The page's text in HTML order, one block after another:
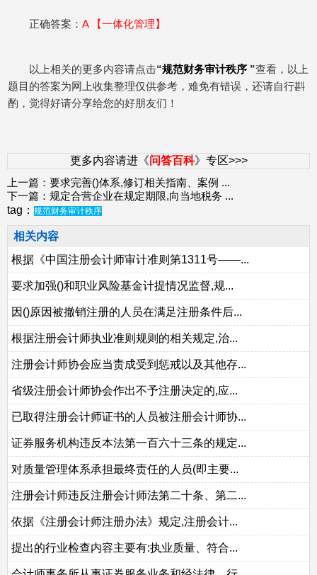
正确答案： A 【一体化管理】
以上相关的更多内容请点击“规范财务审计秩序 ”查看，以上
题目的答案为网上收集整理仅供参考，难免有错误，还请自行斟
酌，觉得好请分享给您的好朋友们！
更多内容请进《问答百科》专区>>>
上一篇： 要求完善()体系,修订相关指南、案例 ...
下一篇： 规定合营企业在规定期限,向当地税务 ...
tag： 规范财务审计秩序
相关内容
根据《中国注册会计师审计准则第1311号——...
要求加强()和职业风险基金计提情况监督,规...
因()原因被撤销注册的人员在满足注册条件后...
根据注册会计师执业准则规则的相关规定,治...
注册会计师协会应当责成受到惩戒以及其他存...
省级注册会计师协会作出不予注册决定的,应...
已取得注册会计师证书的人员被注册会计师协...
证券服务机构违反本法第一百六十三条的规定...
对质量管理体系承担最终责任的人员(即主要...
注册会计师违反注册会计师法第二十条、第二...
依据《注册会计师注册办法》规定,注册会计...
提出的行业检查内容主要有:执业质量、符合...